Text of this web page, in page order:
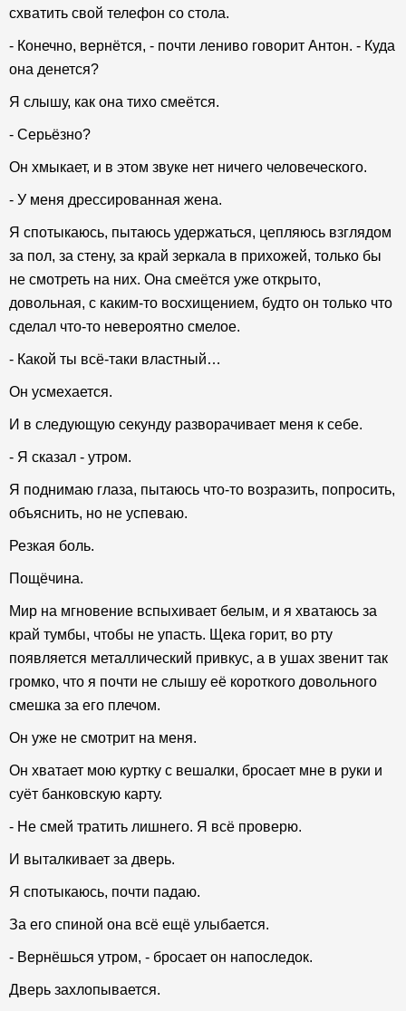
схватить свой телефон со стола.
- Конечно, вернётся, - почти лениво говорит Антон. - Куда
она денется?
Я слышу, как она тихо смеётся.
- Серьёзно?
Он хмыкает, и в этом звуке нет ничего человеческого.
- У меня дрессированная жена.
Я спотыкаюсь, пытаюсь удержаться, цепляюсь взглядом
за пол, за стену, за край зеркала в прихожей, только бы
не смотреть на них. Она смеётся уже открыто,
довольная, с каким-то восхищением, будто он только что
сделал что-то невероятно смелое.
- Какой ты всё-таки властный…
Он усмехается.
И в следующую секунду разворачивает меня к себе.
- Я сказал - утром.
Я поднимаю глаза, пытаюсь что-то возразить, попросить,
объяснить, но не успеваю.
Резкая боль.
Пощёчина.
Мир на мгновение вспыхивает белым, и я хватаюсь за
край тумбы, чтобы не упасть. Щека горит, во рту
появляется металлический привкус, а в ушах звенит так
громко, что я почти не слышу её короткого довольного
смешка за его плечом.
Он уже не смотрит на меня.
Он хватает мою куртку с вешалки, бросает мне в руки и
суёт банковскую карту.
- Не смей тратить лишнего. Я всё проверю.
И выталкивает за дверь.
Я спотыкаюсь, почти падаю.
За его спиной она всё ещё улыбается.
- Вернёшься утром, - бросает он напоследок.
Дверь захлопывается.